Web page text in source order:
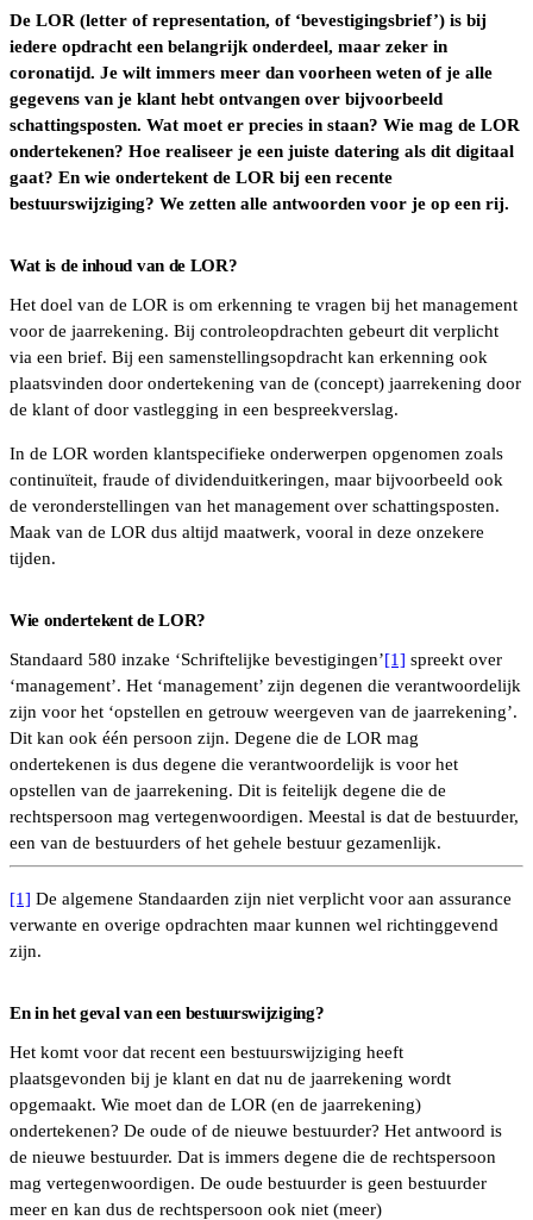
De LOR (letter of representation, of ‘bevestigingsbrief’) is bij
iedere opdracht een belangrijk onderdeel, maar zeker in
coronatijd. Je wilt immers meer dan voorheen weten of je alle
gegevens van je klant hebt ontvangen over bijvoorbeeld
schattingsposten. Wat moet er precies in staan? Wie mag de LOR
ondertekenen? Hoe realiseer je een juiste datering als dit digitaal
gaat? En wie ondertekent de LOR bij een recente
bestuurswijziging? We zetten alle antwoorden voor je op een rij.
Wat is de inhoud van de LOR?
Het doel van de LOR is om erkenning te vragen bij het management
voor de jaarrekening. Bij controleopdrachten gebeurt dit verplicht
via een brief. Bij een samenstellingsopdracht kan erkenning ook
plaatsvinden door ondertekening van de (concept) jaarrekening door
de klant of door vastlegging in een bespreekverslag.
In de LOR worden klantspecifieke onderwerpen opgenomen zoals
continuïteit, fraude of dividenduitkeringen, maar bijvoorbeeld ook
de veronderstellingen van het management over schattingsposten.
Maak van de LOR dus altijd maatwerk, vooral in deze onzekere
tijden.
Wie ondertekent de LOR?
Standaard 580 inzake ‘Schriftelijke bevestigingen’[1] spreekt over
‘management’. Het ‘management’ zijn degenen die verantwoordelijk
zijn voor het ‘opstellen en getrouw weergeven van de jaarrekening’.
Dit kan ook één persoon zijn. Degene die de LOR mag
ondertekenen is dus degene die verantwoordelijk is voor het
opstellen van de jaarrekening. Dit is feitelijk degene die de
rechtspersoon mag vertegenwoordigen. Meestal is dat de bestuurder,
een van de bestuurders of het gehele bestuur gezamenlijk.
[1] De algemene Standaarden zijn niet verplicht voor aan assurance
verwante en overige opdrachten maar kunnen wel richtinggevend
zijn.
En in het geval van een bestuurswijziging?
Het komt voor dat recent een bestuurswijziging heeft
plaatsgevonden bij je klant en dat nu de jaarrekening wordt
opgemaakt. Wie moet dan de LOR (en de jaarrekening)
ondertekenen? De oude of de nieuwe bestuurder? Het antwoord is
de nieuwe bestuurder. Dat is immers degene die de rechtspersoon
mag vertegenwoordigen. De oude bestuurder is geen bestuurder
meer en kan dus de rechtspersoon ook niet (meer)